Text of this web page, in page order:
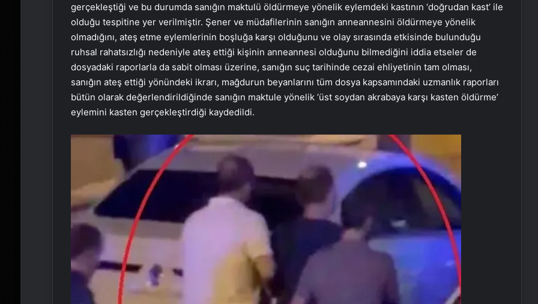
gerçekleştiği ve bu durumda sanığın maktulü öldürmeye yönelik eylemdeki kastının ‘doğrudan kast’ ile
olduğu tespitine yer verilmiştir. Şener ve müdafilerinin sanığın anneannesini öldürmeye yönelik
olmadığını, ateş etme eylemlerinin boşluğa karşı olduğunu ve olay sırasında etkisinde bulunduğu
ruhsal rahatsızlığı nedeniyle ateş ettiği kişinin anneannesi olduğunu bilmediğini iddia etseler de
dosyadaki raporlarla da sabit olması üzerine, sanığın suç tarihinde cezai ehliyetinin tam olması,
sanığın ateş ettiği yönündeki ikrarı, mağdurun beyanlarını tüm dosya kapsamındaki uzmanlık raporları
bütün olarak değerlendirildiğinde sanığın maktule yönelik ‘üst soydan akrabaya karşı kasten öldürme’
eylemini kasten gerçekleştirdiği kaydedildi.